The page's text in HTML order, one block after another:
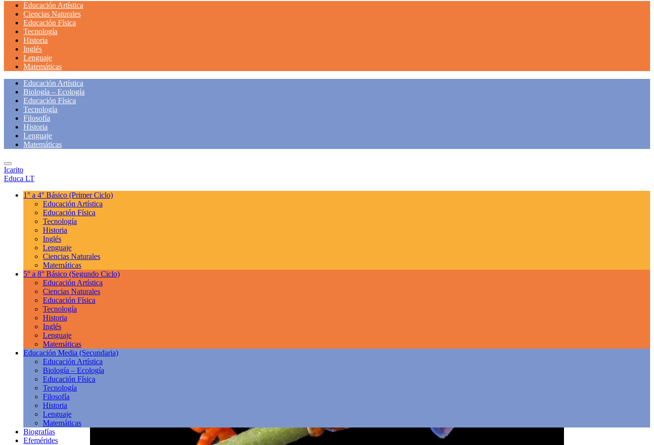
Educación Artística
Ciencias Naturales
Educación Física
Tecnología
Historia
Inglés
Lenguaje
Matemáticas
Educación Artística
Biología – Ecología
Educación Física
Tecnología
Filosofía
Historia
Lenguaje
Matemáticas
Icarito
Educa LT
1° a 4° Básico (Primer Ciclo)
Educación Artística
Educación Física
Tecnología
Historia
Inglés
Lenguaje
Ciencias Naturales
Matemáticas
5° a 8° Básico (Segundo Ciclo)
Educación Artística
Ciencias Naturales
Educación Física
Tecnología
Historia
Inglés
Lenguaje
Matemáticas
Educación Media (Secundaria)
Educación Artística
Biología – Ecología
Educación Física
Tecnología
Filosofía
Historia
Lenguaje
Matemáticas
Biografías
Efemérides